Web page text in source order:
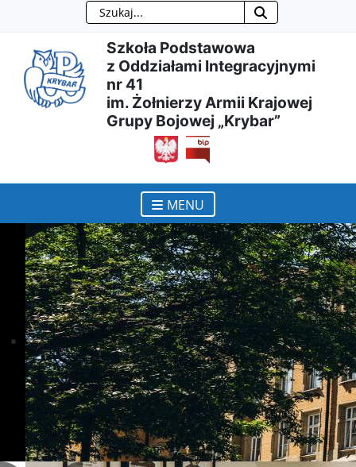
Przejdź
do
treści
głównej
Przejdź
do
menu
nawigacyjnego
Przejdź
do
wyszukiwarki
Przejdź
do
mapy
Szukaj
Szkoła Podstawowa
z Oddziałami Integracyjnymi
nr 41
im. Żołnierzy Armii Krajowej
Grupy Bojowej „Krybar”
otwiera się w nowym
MENU